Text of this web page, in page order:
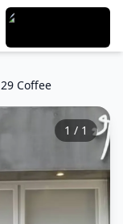
29 Coffee
1 / 1